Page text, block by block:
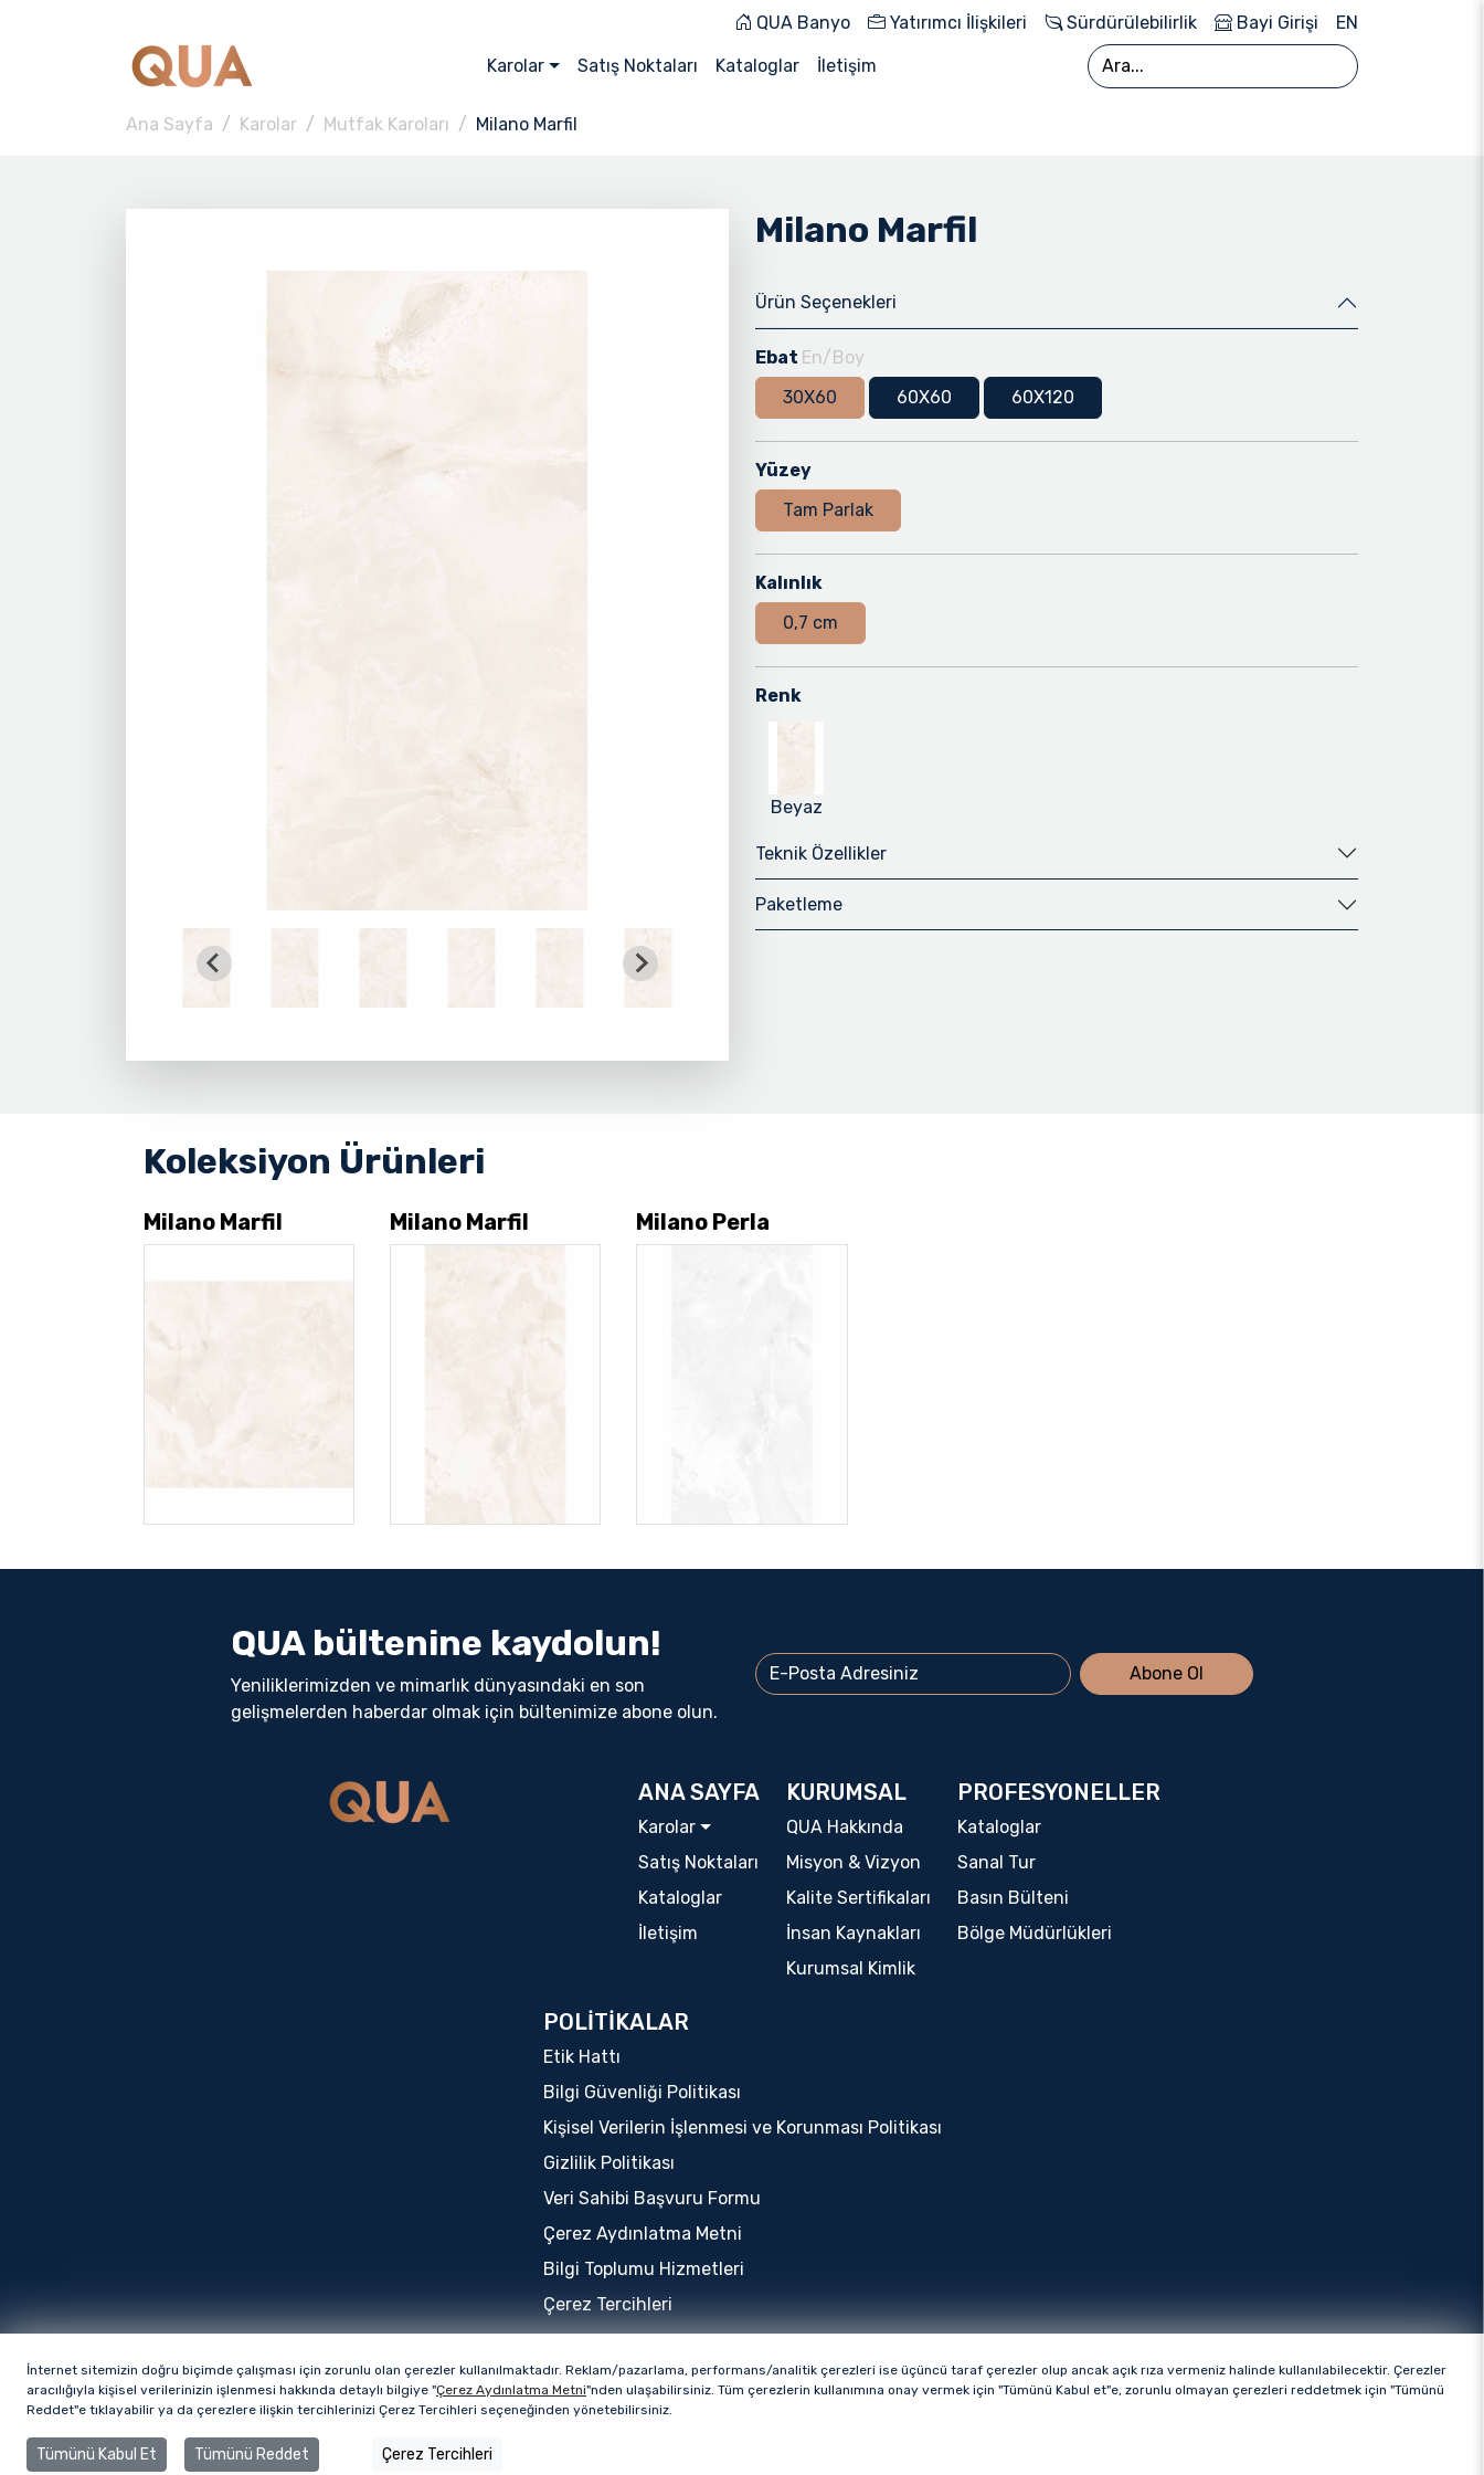
QUA Banyo Yatırımcı İlişkileri Sürdürülebilirlik Bayi Girişi EN
Karolar Satış Noktaları Kataloglar İletişim
Ana Sayfa Karolar Mutfak Karoları Milano Marfil
Milano Marfil
Ürün Seçenekleri
Ebat En/Boy
30X60
60X60 60X120
Yüzey
Tam Parlak
Kalınlık
0,7 cm
Renk
Beyaz
Teknik Özellikler
Paketleme
Koleksiyon Ürünleri
Milano Marfil Milano Marfil Milano Perla
QUA bültenine kaydolun!
Yeniliklerimizden ve mimarlık dünyasındaki en son
gelişmelerden haberdar olmak için bültenimize abone olun.
Abone Ol
ANA SAYFA
Karolar
Satış Noktaları
Kataloglar
İletişim
KURUMSAL
QUA Hakkında
Misyon & Vizyon
Kalite Sertifikaları
İnsan Kaynakları
Kurumsal Kimlik
PROFESYONELLER
Kataloglar
Sanal Tur
Basın Bülteni
Bölge Müdürlükleri
POLİTİKALAR
Etik Hattı
Bilgi Güvenliği Politikası
Kişisel Verilerin İşlenmesi ve Korunması Politikası
Gizlilik Politikası
Veri Sahibi Başvuru Formu
Çerez Aydınlatma Metni
Bilgi Toplumu Hizmetleri
Çerez Tercihleri
Bu sitenin tüm hakları QUA Granite markasına aittir.
İnternet sitemizin doğru biçimde çalışması için zorunlu olan çerezler kullanılmaktadır. Reklam/pazarlama, performans/analitik çerezleri ise üçüncü taraf çerezler olup ancak açık rıza vermeniz halinde kullanılabilecektir. Çerezler
aracılığıyla kişisel verilerinizin işlenmesi hakkında detaylı bilgiye "Çerez Aydınlatma Metni"nden ulaşabilirsiniz. Tüm çerezlerin kullanımına onay vermek için "Tümünü Kabul et"e, zorunlu olmayan çerezleri reddetmek için "Tümünü
Reddet"e tıklayabilir ya da çerezlere ilişkin tercihlerinizi Çerez Tercihleri seçeneğinden yönetebilirsiniz.
Tümünü Kabul Et Tümünü Reddet Çerez Tercihleri